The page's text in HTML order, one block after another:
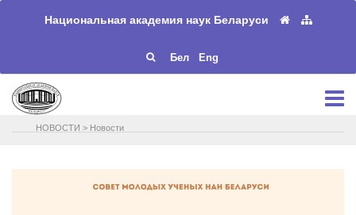
Национальная академия наук Беларуси
Бел Eng
НОВОСТИ > Новости